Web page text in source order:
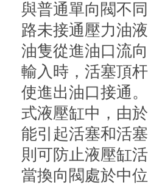
與普通單向閥不
路未接通壓力油液
油隻從進油口流向
輸入時，活塞
使進出油口接通
式液壓缸中，由
能引起活塞和活塞
則可防止液壓缸活
當換向閥處於中位